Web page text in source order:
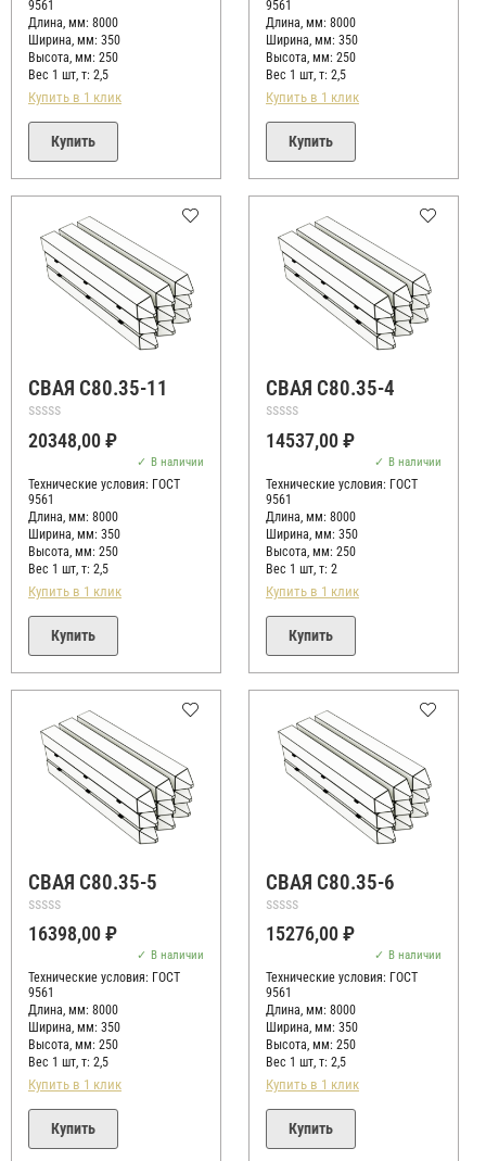
9561
Длина, мм: 8000
Ширина, мм: 350
Высота, мм: 250
Вес 1 шт, т: 2,5
Купить в 1 клик
Купить
9561
Длина, мм: 8000
Ширина, мм: 350
Высота, мм: 250
Вес 1 шт, т: 2,5
Купить в 1 клик
Купить
СВАЯ С80.35-11
Оценка
0
20348,00₽
В наличии
Технические условия: ГОСТ
9561
Длина, мм: 8000
Ширина, мм: 350
Высота, мм: 250
Вес 1 шт, т: 2,5
Купить в 1 клик
Купить
СВАЯ С80.35-4
Оценка
0
14537,00₽
В наличии
Технические условия: ГОСТ
9561
Длина, мм: 8000
Ширина, мм: 350
Высота, мм: 250
Вес 1 шт, т: 2
Купить в 1 клик
Купить
СВАЯ С80.35-5
Оценка
0
5
16398,00₽
В наличии
Технические условия: ГОСТ
9561
Длина, мм: 8000
Ширина, мм: 350
Высота, мм: 250
Вес 1 шт, т: 2,5
Купить в 1 клик
Купить
СВАЯ С80.35-6
Оценка
0
5
15276,00₽
В наличии
Технические условия: ГОСТ
9561
Длина, мм: 8000
Ширина, мм: 350
Высота, мм: 250
Вес 1 шт, т: 2,5
Купить в 1 клик
Купить